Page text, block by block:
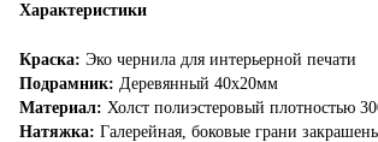
Характеристики
Краска: Эко чернила для интерьерной печати
Подрамник: Деревянный 40х20мм
Материал: Холст полиэстеровый плотностью
Натяжка: Галерейная, боковые грани